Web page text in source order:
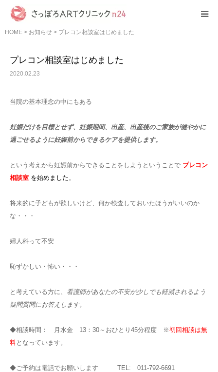
HOME > お知らせ > プレコン相談室はじめました
プレコン相談室はじめました
2020.02.23
当院の基本理念の中にもある
妊娠だけを目標とせず、妊娠期間、出産、出産後のご家族が健やかに
過ごせるように妊娠前からできるケアを提供します。
という考えから妊娠前からできることをしようということで プレコン
相談室 を始めました。
将来的に子どもが欲しいけど、何か検査しておいたほうがいいのか
な・・・
婦人科って不安
恥ずかしい・怖い・・・
と考えている方に、 看護師があなたの不安が少しでも軽減されるよう
疑問質問にお答えします。
◆相談時間： 月水金 13：30～おひとり45分程度 ※初回相談は無
料となっています。
◆ご予約は電話でお願いします TEL: 011-792-6691
診療案内
その他